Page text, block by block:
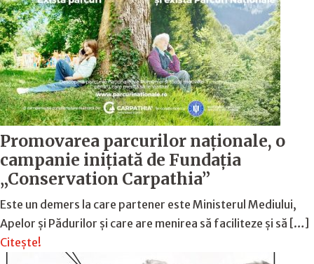
Promovarea parcurilor naționale, o
campanie inițiată de Fundația
„Conservation Carpathia”
Este un demers la care partener este Ministerul Mediului,
Apelor și Pădurilor și care are menirea să faciliteze și să […]
Citește!